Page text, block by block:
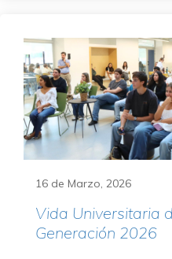
16 de Marzo, 2026
Vida Universitaria
Generación 2026